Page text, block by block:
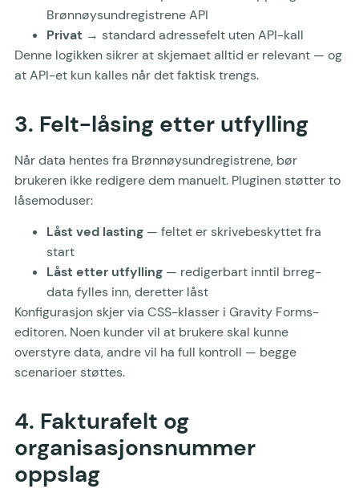
Brønnøysundregistrene API
Privat → standard adressefelt uten API-kall
Denne logikken sikrer at skjemaet alltid er relevant — og
at API-et kun kalles når det faktisk trengs.
3. Felt-låsing etter utfylling
Når data hentes fra Brønnøysundregistrene, bør
brukeren ikke redigere dem manuelt. Pluginen støtter to
låsemoduser:
Låst ved lasting — feltet er skrivebeskyttet fra
start
Låst etter utfylling — redigerbart inntil brreg-
data fylles inn, deretter låst
Konfigurasjon skjer via CSS-klasser i Gravity Forms-
editoren. Noen kunder vil at brukere skal kunne
overstyre data, andre vil ha full kontroll — begge
scenarioer støttes.
4. Fakturafelt og
organisasjonsnummer
oppslag